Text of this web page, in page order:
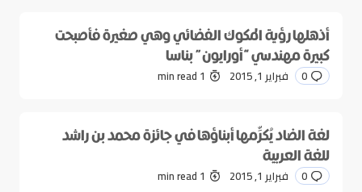
أذهلها رؤية المكوك الفضائي وهي صغيرة فأصبحت
كبيرة مهندسي “أورايون” بناسا
0 فبراير 1, 2015 1 min read
لغة الضاد يُكرِّمها أبناؤها في جائزة محمد بن راشد
للغة العربية
0 فبراير 1, 2015 1 min read